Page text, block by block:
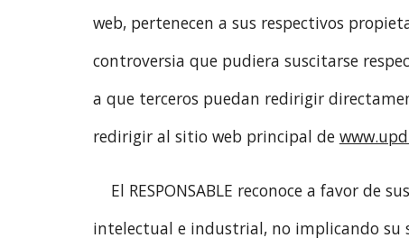
web, pertenecen a sus respectivos
controversia que pudiera suscitarse
a que terceros puedan redirigir
redirigir al sitio web principal de
El RESPONSABLE reconoce a favor de
intelectual e industrial, no implicando su